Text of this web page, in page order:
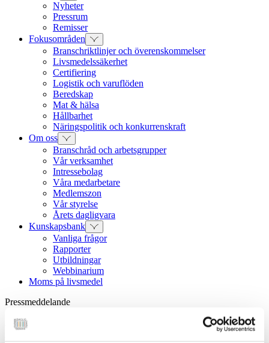
Nyheter
Pressrum
Remisser
Fokusområden
Branschriktlinjer och överenskommelser
Livsmedelssäkerhet
Certifiering
Logistik och varuflöden
Beredskap
Mat & hälsa
Hållbarhet
Näringspolitik och konkurrenskraft
Om oss
Branschråd och arbetsgrupper
Vår verksamhet
Intressebolag
Våra medarbetare
Medlemszon
Vår styrelse
Årets dagligvara
Kunskapsbank
Vanliga frågor
Rapporter
Utbildningar
Webbinarium
Moms på livsmedel
Pressmeddelande
Dagligvaruhandeln återvände